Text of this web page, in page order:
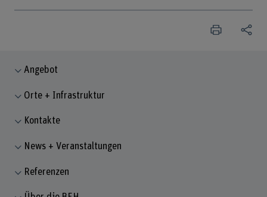
Angebot
Orte + Infrastruktur
Kontakte
News + Veranstaltungen
Referenzen